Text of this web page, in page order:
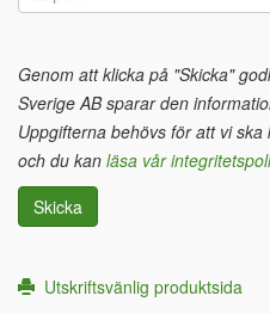
Genom att klicka på "Skicka"
Sverige AB sparar den
Uppgifterna behövs för att vi
och du kan läsa vår
Skicka
Utskriftsvänlig produktsida